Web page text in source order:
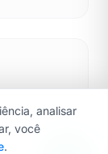
paraanalisar
você
.